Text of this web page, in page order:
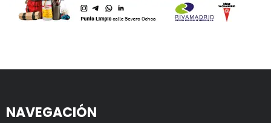
NAVEGACIÓN